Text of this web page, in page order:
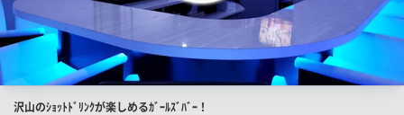
店
沢山のｼｮｯﾄﾄﾞﾘﾝｸが楽しめるｶﾞｰﾙｽﾞﾊﾞｰ！